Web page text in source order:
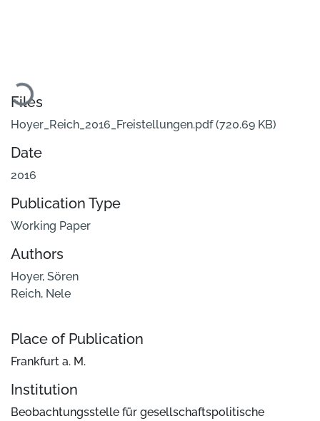
Loading...
Files
Hoyer_Reich_2016_Freistellungen.pdf(720.69 KB)
Date
2016
Publication Type
Working Paper
Authors
Hoyer, Sören
Reich, Nele
Place of Publication
Frankfurt a. M.
Institution
Beobachtungsstelle für gesellschaftspolitische